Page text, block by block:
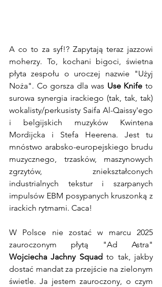
A co to za syf!? Zapytają teraz jazzowi
moherzy. To, kochani bigoci, świetna
płyta zespołu o uroczej nazwie "Użyj
Noża". Co gorsza dla was Use Knife to
surowa synergia irackiego (tak, tak, tak)
wokalisty/perkusisty Saifa Al-Qaissy'ego
i belgijskich muzyków Kwintena
Mordijcka i Stefa Heerena. Jest tu
mnóstwo arabsko-europejskiego brudu
muzycznego, trzasków, maszynowych
zgrzytów,  zniekształconych
industrialnych tekstur i szarpanych
impulsów EBM posypanych kruszonką z
irackich rytmami. Caca!
W Polsce nie zostać w marcu 2025
Wojciecha Jachny Squad to tak, jakby
dostać mandat za przejście na zielonym
świetle. Ja jestem zauroczony, o czym